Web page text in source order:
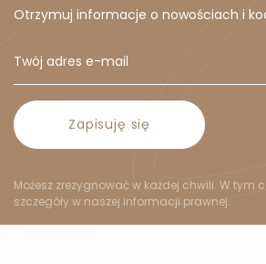
Otrzymuj informacje o nowościach i
Zapisuję się
Możesz zrezygnować w każdej chwili. W tym
szczegóły w naszej informacji prawnej.